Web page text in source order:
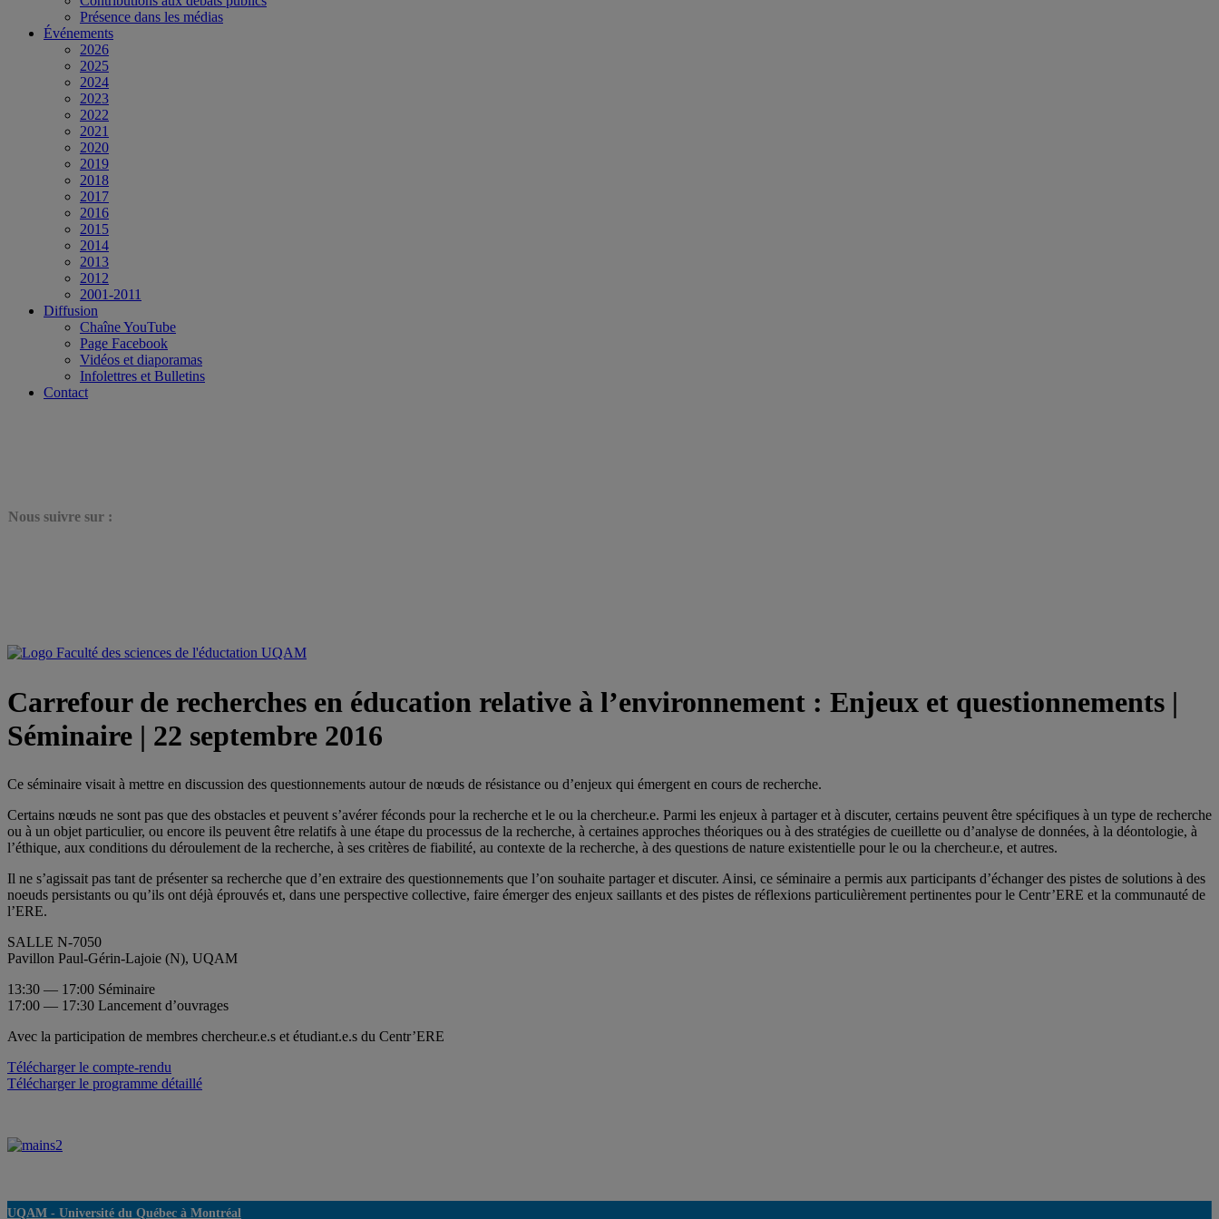
Présence dans les médias
Événements
2026
2025
2024
2023
2022
2021
2020
2019
2018
2017
2016
2015
2014
2013
2012
2001-2011
Diffusion
Chaîne YouTube
Page Facebook
Vidéos et diaporamas
Infolettres et Bulletins
Contact
Nous suivre sur :
Carrefour de recherches en éducation relative à l’environnement : Enjeux et questionnements |
Séminaire | 22 septembre 2016
Ce séminaire visait à mettre en discussion des questionnements autour de nœuds de résistance ou d’enjeux qui émergent en cours de recherche.
Certains nœuds ne sont pas que des obstacles et peuvent s’avérer féconds pour la recherche et le ou la chercheur.e. Parmi les enjeux à partager et à discuter, certains peuvent être spécifiques à un type de recherche
ou à un objet particulier, ou encore ils peuvent être relatifs à une étape du processus de la recherche, à certaines approches théoriques ou à des stratégies de cueillette ou d’analyse de données, à la déontologie, à
l’éthique, aux conditions du déroulement de la recherche, à ses critères de fiabilité, au contexte de la recherche, à des questions de nature existentielle pour le ou la chercheur.e, et autres.
Il ne s’agissait pas tant de présenter sa recherche que d’en extraire des questionnements que l’on souhaite partager et discuter. Ainsi, ce séminaire a permis aux participants d’échanger des pistes de solutions à des
noeuds persistants ou qu’ils ont déjà éprouvés et, dans une perspective collective, faire émerger des enjeux saillants et des pistes de réflexions particulièrement pertinentes pour le Centr’ERE et la communauté de
l’ERE.
SALLE N-7050
Pavillon Paul-Gérin-Lajoie (N), UQAM
13:30 — 17:00 Séminaire
17:00 — 17:30 Lancement d’ouvrages
Avec la participation de membres chercheur.e.s et étudiant.e.s du Centr’ERE
Télécharger le compte-rendu
Télécharger le programme détaillé
UQAM - Université du Québec à Montréal